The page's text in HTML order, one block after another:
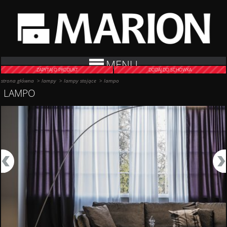
MENU
ZAPYTAJ O PRODUKT DODAJ DO SCHOWKA
strona główna >lampy >lampy stojące >lampo
LAMPO